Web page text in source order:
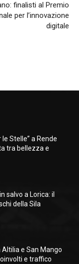
finalisti al Premio
per l’innovazione
digitale
Stelle” a Rende
tra bellezza e
salvo a Lorica: il
della Sila
e San Mango
e traffico